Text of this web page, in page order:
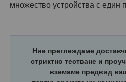
множество устройства с един
Ние преглеждаме
стриктно тестване и
вземаме предвид